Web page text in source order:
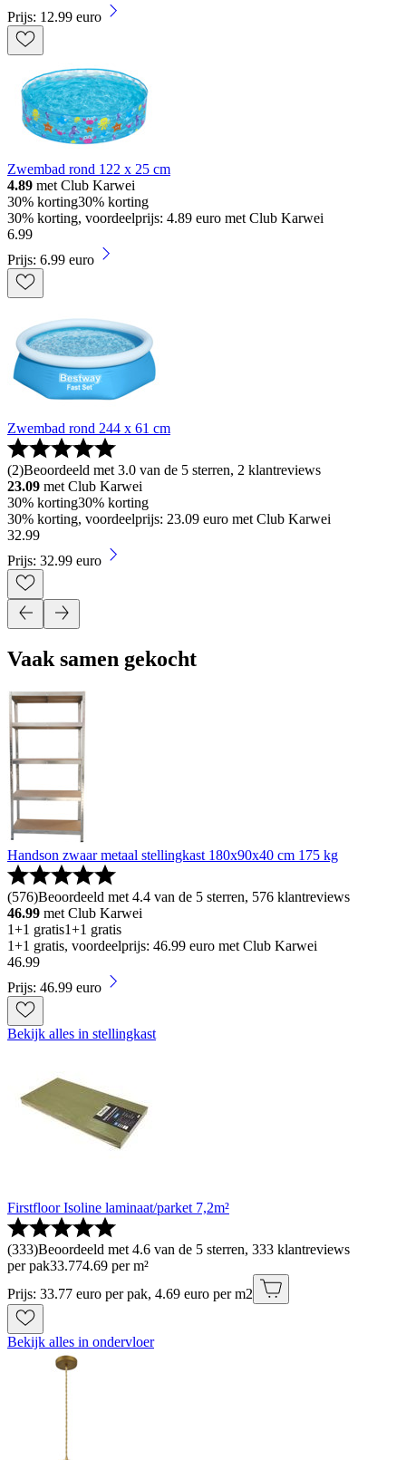
Prijs: 12.99 euro
Zwembad rond 122 x 25 cm
4.89 met Club Karwei
30% korting30% korting
30% korting, voordeelprijs: 4.89 euro met Club Karwei
6.99
Prijs: 6.99 euro
Zwembad rond 244 x 61 cm
(2)Beoordeeld met 3.0 van de 5 sterren, 2 klantreviews
23.09 met Club Karwei
30% korting30% korting
30% korting, voordeelprijs: 23.09 euro met Club Karwei
32.99
Prijs: 32.99 euro
Vaak samen gekocht
Handson zwaar metaal stellingkast 180x90x40 cm 175 kg
(576)Beoordeeld met 4.4 van de 5 sterren, 576 klantreviews
46.99 met Club Karwei
1+1 gratis1+1 gratis
1+1 gratis, voordeelprijs: 46.99 euro met Club Karwei
46.99
Prijs: 46.99 euro
Bekijk alles in stellingkast
Firstfloor Isoline laminaat/parket 7,2m²
(333)Beoordeeld met 4.6 van de 5 sterren, 333 klantreviews
per pak33.774.69 per m²
Prijs: 33.77 euro per pak, 4.69 euro per m2
Bekijk alles in ondervloer